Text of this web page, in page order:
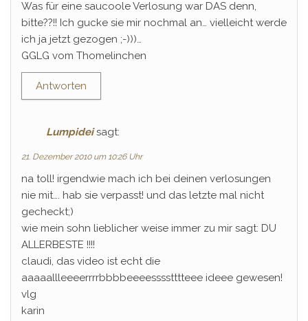
Was für eine saucoole Verlosung war DAS denn,
bitte??!! Ich gucke sie mir nochmal an… vielleicht werde
ich ja jetzt gezogen ;-)))…
GGLG vom Thomelinchen
Antworten
Lumpidei sagt:
21. Dezember 2010 um 10:26 Uhr
na toll! irgendwie mach ich bei deinen verlosungen
nie mit…. hab sie verpasst! und das letzte mal nicht
gecheckt;)
wie mein sohn lieblicher weise immer zu mir sagt: DU
ALLERBESTE !!!!
claudi, das video ist echt die
aaaaallleeeerrrrbbbbeeeesssstttteee ideee gewesen!
vlg
karin